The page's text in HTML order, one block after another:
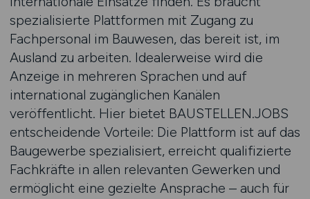
spezialisierte Plattformen mit Zugang zu
Fachpersonal im Bauwesen, das bereit ist, im
Ausland zu arbeiten. Idealerweise wird die
Anzeige in mehreren Sprachen und auf
international zugänglichen Kanälen
veröffentlicht. Hier bietet BAUSTELLEN.JOBS
entscheidende Vorteile: Die Plattform ist auf das
Baugewerbe spezialisiert, erreicht qualifizierte
Fachkräfte in allen relevanten Gewerken und
ermöglicht eine gezielte Ansprache – auch für